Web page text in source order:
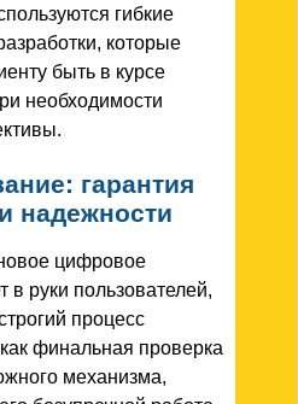
гибкие
которые
быть в курсе
необходимости
гарантия
надежности
цифровое
в руки пользователей,
процесс
финальная проверка
механизма,